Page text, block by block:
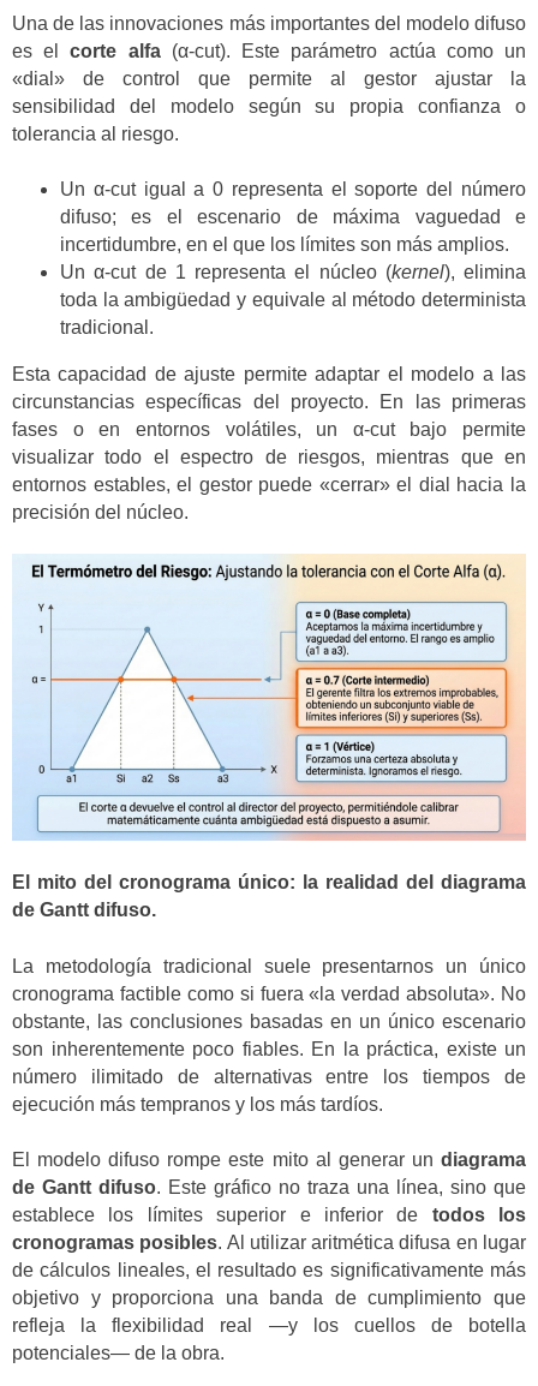
Una de las innovaciones más importantes del modelo difuso
es elcorte alfa(α-cut). Este parámetro actúa como un
«dial» de control que permite al gestor ajustar la
sensibilidad del modelo según su propia confianza o
tolerancia al riesgo.
Un α-cut igual a 0 representa el soporte del número
difuso; es el escenario de máxima vaguedad e
incertidumbre, en el que los límites son más amplios.
Un α-cut de 1 representa el núcleo (kernel), elimina
toda la ambigüedad y equivale al método determinista
tradicional.
Esta capacidad de ajuste permite adaptar el modelo a las
circunstancias específicas del proyecto. En las primeras
fases o en entornos volátiles, un α-cut bajo permite
visualizar todo el espectro de riesgos, mientras que en
entornos estables, el gestor puede «cerrar» el dial hacia la
precisión del núcleo.
El mito del cronograma único: la realidad del diagrama
de Gantt difuso.
La metodología tradicional suele presentarnos un único
cronograma factible como si fuera «la verdad absoluta». No
obstante, las conclusiones basadas en un único escenario
son inherentemente poco fiables. En la práctica, existe un
número ilimitado de alternativas entre los tiempos de
ejecución más tempranos y los más tardíos.
El modelo difuso rompe este mito al generar un diagrama
de Gantt difuso. Este gráfico no traza una línea, sino que
establece los límites superior e inferior de todos los
cronogramas posibles. Al utilizar aritmética difusa en lugar
de cálculos lineales, el resultado es significativamente más
objetivo y proporciona una banda de cumplimiento que
refleja la flexibilidad real —y los cuellos de botella
potenciales— de la obra.